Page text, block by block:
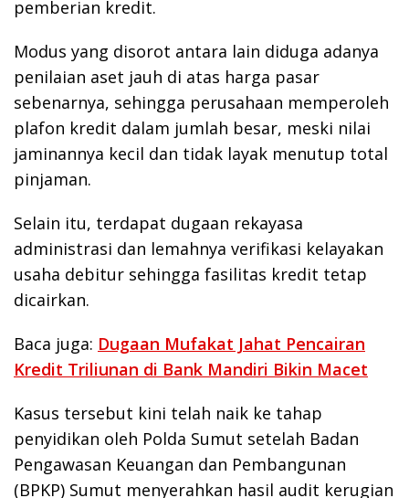
pemberian kredit.
Modus yang disorot antara lain diduga adanya
penilaian aset jauh di atas harga pasar
sebenarnya, sehingga perusahaan memperoleh
plafon kredit dalam jumlah besar, meski nilai
jaminannya kecil dan tidak layak menutup total
pinjaman.
Selain itu, terdapat dugaan rekayasa
administrasi dan lemahnya verifikasi kelayakan
usaha debitur sehingga fasilitas kredit tetap
dicairkan.
Baca juga: Dugaan Mufakat Jahat Pencairan
Kredit Triliunan di Bank Mandiri Bikin Macet
Kasus tersebut kini telah naik ke tahap
penyidikan oleh Polda Sumut setelah Badan
Pengawasan Keuangan dan Pembangunan
(BPKP) Sumut menyerahkan hasil audit kerugian